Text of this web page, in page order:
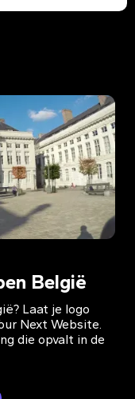
België
Laat je logo
Next Website.
die opvalt in de